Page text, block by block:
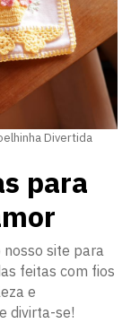
Divertida
para
site para
feitas com fios
e
divirta-se!